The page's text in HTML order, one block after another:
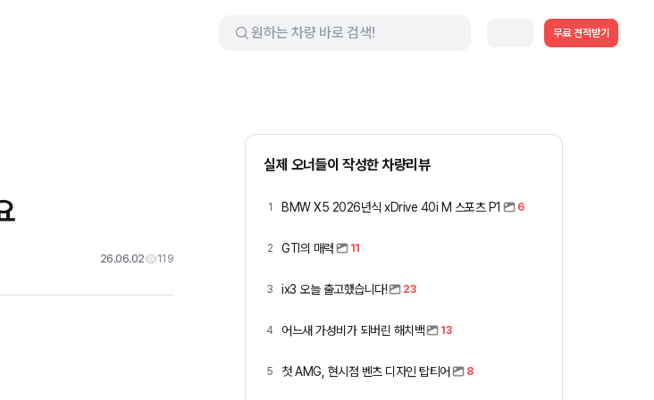
무료 견적받기
26.06.02 119
실제 오너들이 작성한 차량리뷰
1 BMW X5 2026년식 xDrive 40i M 스포츠 P1 6
2 GTI의 매력 11
3 ix3 오늘 출고했습니다! 23
4 어느새 가성비가 되버린 해치백 13
5 첫 AMG, 현시점 벤츠 디자인 탑티어 8